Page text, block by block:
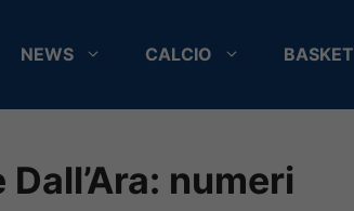
NEWS CALCIO BASKET
numeri